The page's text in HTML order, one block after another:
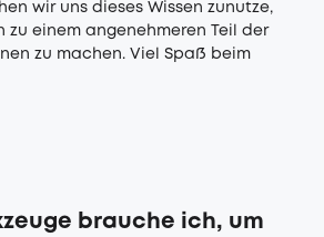
wir uns dieses Wissen zunutze,
zu einem angenehmeren Teil der
zu machen. Viel Spaß beim
brauche ich, um